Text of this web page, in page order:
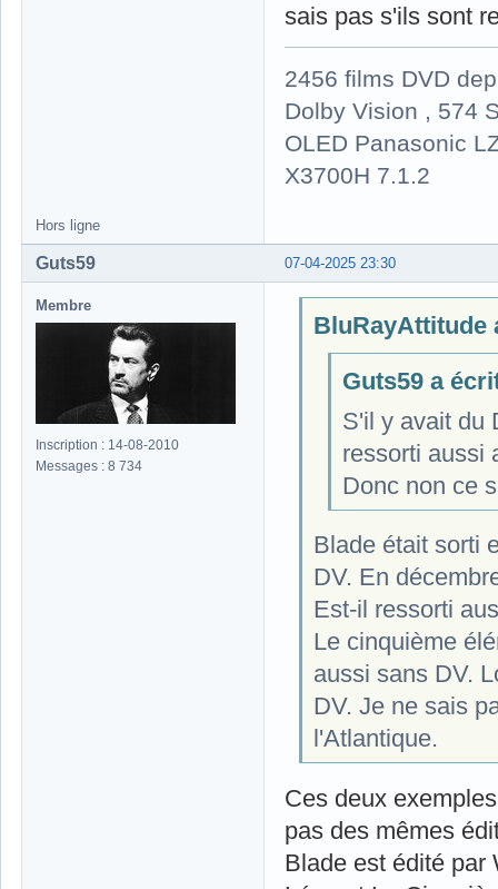
sais pas s'ils sont
2456 films DVD
Dolby Vision , 574
OLED Panasonic
X3700H 7.1.2
Hors ligne
07-04-2025 23:30
Guts59
Membre
Inscription : 14-08-2010
Messages : 8 734
BluRayAttitude
Guts59 a
S'il y avait du
ressorti aussi
Donc non ce
Blade était sorti
DV. En
Est-il ressorti
Le cinquième
aussi sans DV.
DV. Je ne sais
l'Atlantique.
Ces deux
pas des mêmes
Blade est édité par